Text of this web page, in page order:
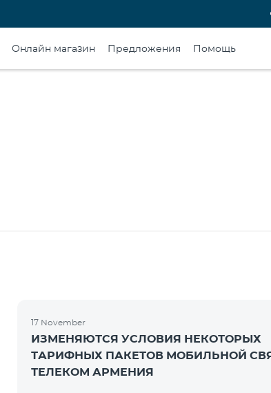
Онлайн магазин Предложения Помощь
17 November
ИЗМЕНЯЮТСЯ УСЛОВИЯ НЕКОТОРЫХ
ТАРИФНЫХ ПАКЕТОВ МОБИЛЬНОЙ
ТЕЛЕКОМ АРМЕНИЯ